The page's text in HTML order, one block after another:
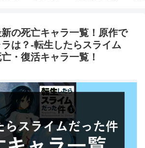
新の死亡キャラ一覧！原作で
は？-転生したらスライム
・復活キャラ一覧！